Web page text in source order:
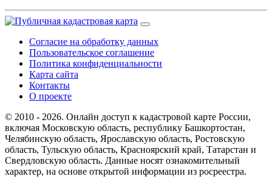
Согласие на обработку данных
Пользовательское соглашение
Политика конфиденциальности
Карта сайта
Контакты
О проекте
© 2010 - 2026. Онлайн доступ к кадастровой карте России,
включая Московскую область, республику Башкортостан,
Челябинскую область, Ярославскую область, Ростовскую
область, Тульскую область, Красноярский край, Татарстан и
Свердловскую область. Данные носят ознакомительный
характер, на основе открытой информации из росреестра.